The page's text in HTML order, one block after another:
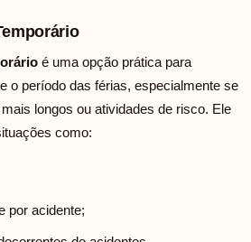
é uma opção prática para
o período das férias, especialmente se
longos ou atividades de risco. Ele
como:
por acidente;